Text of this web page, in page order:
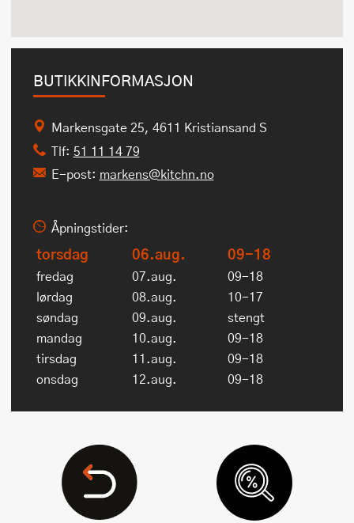
BUTIKKINFORMASJON
Markensgate 25, 4611 Kristiansand S
Tlf: 51 11 14 79
E-post: markens@kitchn.no
Åpningstider:
torsdag 06.aug. 09-18
fredag 07.aug.
09-18
lørdag
08.aug.
10-17
søndag
09.aug.
stengt
mandag
10.aug.
09-18
tirsdag
11.aug.
09-18
onsdag
12.aug. 09-18